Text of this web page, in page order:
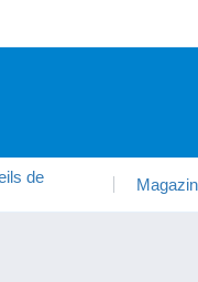
de